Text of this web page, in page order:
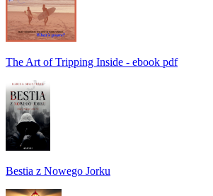
The Art of Tripping Inside - ebook pdf
Bestia z Nowego Jorku